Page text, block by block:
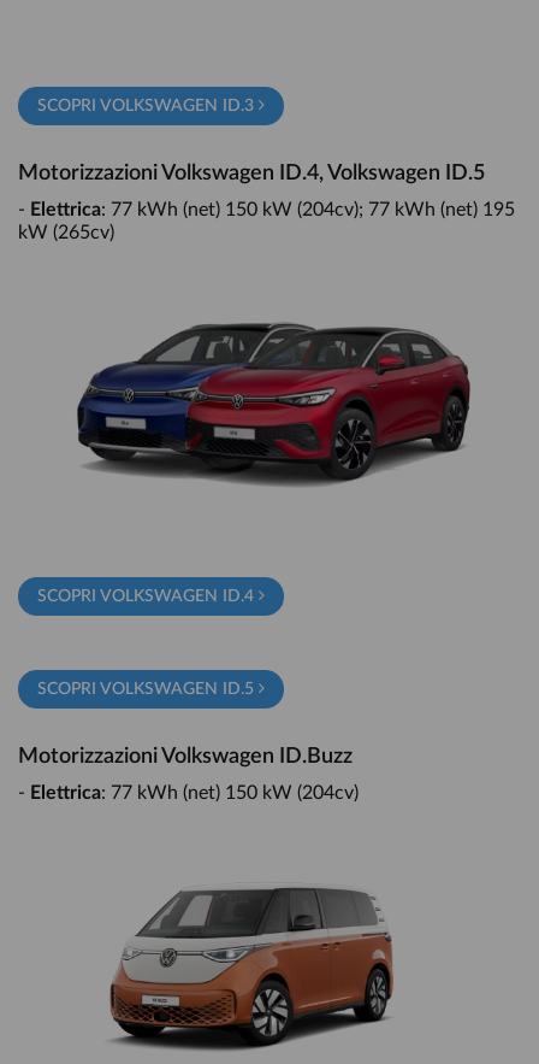
SCOPRI VOLKSWAGEN ID.3
Motorizzazioni Volkswagen ID.4, Volkswagen ID.5
- Elettrica: 77 kWh (net) 150 kW (204cv); 77 kWh (net) 195
kW (265cv)
SCOPRI VOLKSWAGEN ID.4
SCOPRI VOLKSWAGEN ID.5
Motorizzazioni Volkswagen ID.Buzz
- Elettrica: 77 kWh (net) 150 kW (204cv)